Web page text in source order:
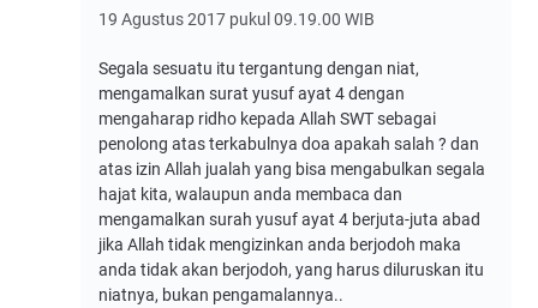
19 Agustus 2017 pukul 09.19.00 WIB
Segala sesuatu itu tergantung dengan niat,
mengamalkan surat yusuf ayat 4 dengan
mengaharap ridho kepada Allah SWT sebagai
penolong atas terkabulnya doa apakah salah ? dan
atas izin Allah jualah yang bisa mengabulkan segala
hajat kita, walaupun anda membaca dan
mengamalkan surah yusuf ayat 4 berjuta-juta abad
jika Allah tidak mengizinkan anda berjodoh maka
anda tidak akan berjodoh, yang harus diluruskan itu
niatnya, bukan pengamalannya..